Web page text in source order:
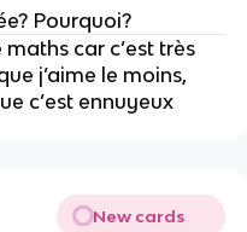
Pourquoi?
maths car c’est très
j’aime le moins,
c’est ennuyeux
New cards